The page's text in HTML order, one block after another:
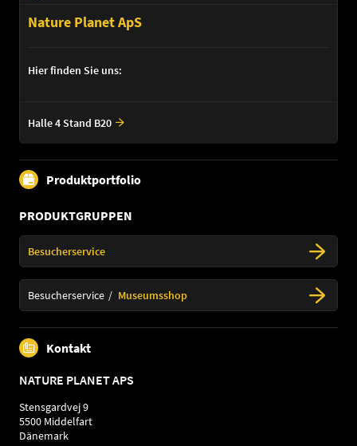
Nature Planet ApS
Hier finden Sie uns:
Halle 4 Stand B20
Produktportfolio
PRODUKTGRUPPEN
Besucherservice
Besucherservice Museumsshop
Kontakt
NATURE PLANET APS
Stensgardvej 9
5500 Middelfart
Dänemark